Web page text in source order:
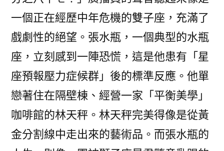
一個正在經歷中年危機的雙子座，充滿了
戲劇性的絕望。張水瓶，一個典型的水瓶
座，立刻感到一陣恐慌，這是他患有「星
座預報壓力症候群」後的標準反應。他單
戀著住在隔壁棟、經營一家「平衡美學」
咖啡館的林天秤。林天秤完美得像是從黃
金分割線中走出來的藝術品。而張水瓶的